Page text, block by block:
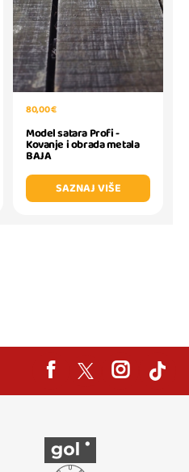
80,00 €
Model satara Profi -
Kovanje i obrada metala
BAJA
SAZNAJ VIŠE